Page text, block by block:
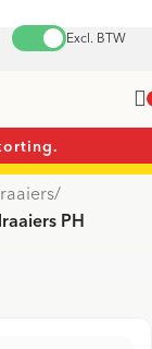
Excl. BTW
/
/
PH